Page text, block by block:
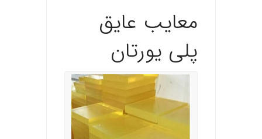
معایب عایق
پلی یورتان